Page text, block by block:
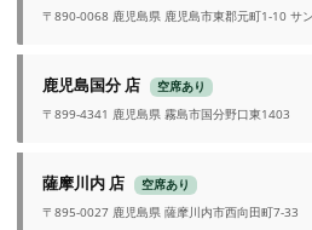
〒890-0068 鹿児島県 鹿児島市東郡元町1-10 サ
鹿児島国分 店
空席あり
〒899-4341 鹿児島県 霧島市国分野口東1403
薩摩川内 店
空席あり
〒895-0027 鹿児島県 薩摩川内市西向田町7-33